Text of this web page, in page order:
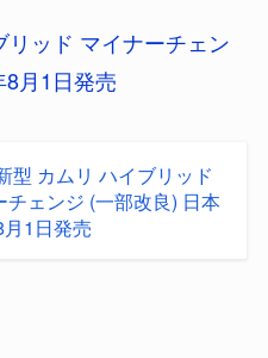
リッド マイナーチェン
月1日発売
型 カムリ ハイブリッド
チェンジ (一部改良) 日本
1日発売